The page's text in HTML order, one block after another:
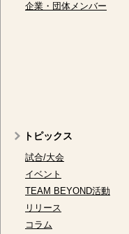
企業・団体メンバー
トピックス
試合/大会
イベント
TEAM BEYOND活動
リリース
コラム